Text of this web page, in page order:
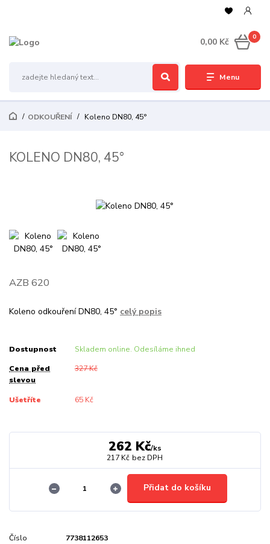
Menu
0
0,00 Kč
ODKOUŘENÍ Koleno DN80, 45°
KOLENO DN80, 45°
AZB 620
Koleno odkouření DN80, 45° celý popis
Dostupnost Skladem online. Odesíláme ihned
Cena před
slevou
327 Kč
Ušetříte 65 Kč
262 Kč/ks
217 Kč bez DPH
Přidat do košíku
Číslo
7738112653